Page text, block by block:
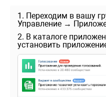
1. Переходим в вашу
Управление →
2. В каталоге
установить